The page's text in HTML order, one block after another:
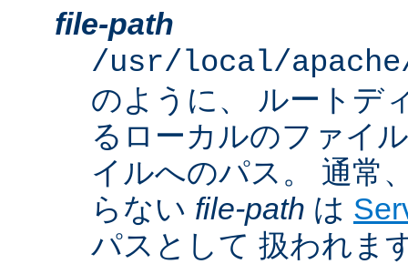
file-path
/usr/local/
のように、 ルートデ
るローカルのファイ
イルへのパス。 通常
らない file-path は
パスとして 扱われま